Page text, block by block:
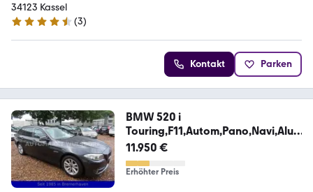
34123 Kassel
4.3 Sterne
(3)
Kontakt Parken
BMW 520 i
Touring,F11,Autom,Pano,Navi,Alu,
Scheckheft
11.950 €
Erhöhter Preis